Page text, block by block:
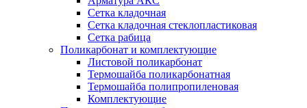
Сетка кладочная
Сетка кладочная стеклопластиковая
Сетка рабица
Поликарбонат и комплектующие
Листовой поликарбонат
Термошайба поликарбонатная
Термошайба полипропиленовая
Комплектующие